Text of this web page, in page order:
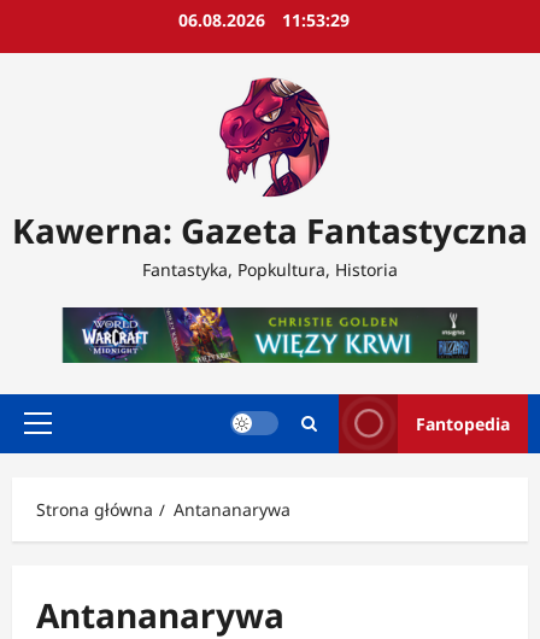
06.08.2026 11:53:30
Kawerna: Gazeta Fantastyczna
Fantastyka, Popkultura, Historia
Menu
Fantopedia
Strona główna Antananarywa
Antananarywa